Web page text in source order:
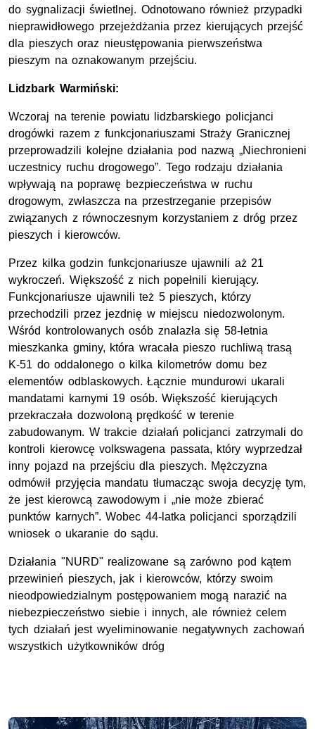
do sygnalizacji świetlnej. Odnotowano również przypadki
nieprawidłowego przejeżdżania przez kierujących przejść
dla pieszych oraz nieustępowania pierwszeństwa
pieszym na oznakowanym przejściu.
Lidzbark Warmiński:
Wczoraj na terenie powiatu lidzbarskiego policjanci
drogówki razem z funkcjonariuszami Straży Granicznej
przeprowadzili kolejne działania pod nazwą „Niechronieni
uczestnicy ruchu drogowego”. Tego rodzaju działania
wpływają na poprawę bezpieczeństwa w ruchu
drogowym, zwłaszcza na przestrzeganie przepisów
związanych z równoczesnym korzystaniem z dróg przez
pieszych i kierowców.
Przez kilka godzin funkcjonariusze ujawnili aż 21
wykroczeń. Większość z nich popełnili kierujący.
Funkcjonariusze ujawnili też 5 pieszych, którzy
przechodzili przez jezdnię w miejscu niedozwolonym.
Wśród kontrolowanych osób znalazła się 58-letnia
mieszkanka gminy, która wracała pieszo ruchliwą trasą
K-51 do oddalonego o kilka kilometrów domu bez
elementów odblaskowych. Łącznie mundurowi ukarali
mandatami karnymi 19 osób. Większość kierujących
przekraczała dozwoloną prędkość w terenie
zabudowanym. W trakcie działań policjanci zatrzymali do
kontroli kierowcę volkswagena passata, który wyprzedzał
inny pojazd na przejściu dla pieszych. Mężczyzna
odmówił przyjęcia mandatu tłumacząc swoja decyzję tym,
że jest kierowcą zawodowym i „nie może zbierać
punktów karnych”. Wobec 44-latka policjanci sporządzili
wniosek o ukaranie do sądu.
Działania "NURD" realizowane są zarówno pod kątem
przewinień pieszych, jak i kierowców, którzy swoim
nieodpowiedzialnym postępowaniem mogą narazić na
niebezpieczeństwo siebie i innych, ale również celem
tych działań jest wyeliminowanie negatywnych zachowań
wszystkich użytkowników dróg